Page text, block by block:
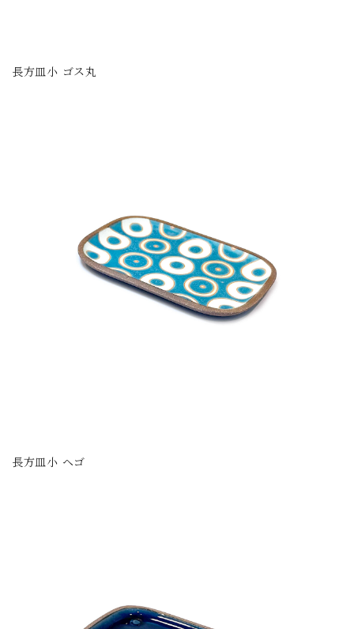
長方皿小 ゴス丸
長方皿小 ヘゴ